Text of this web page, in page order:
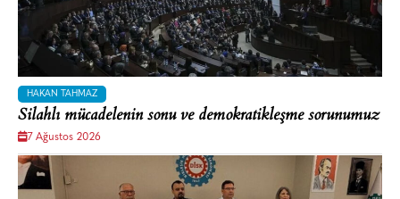
HAKAN TAHMAZ
Silahlı mücadelenin sonu ve demokratikleşme sorunumuz
7 Ağustos 2026